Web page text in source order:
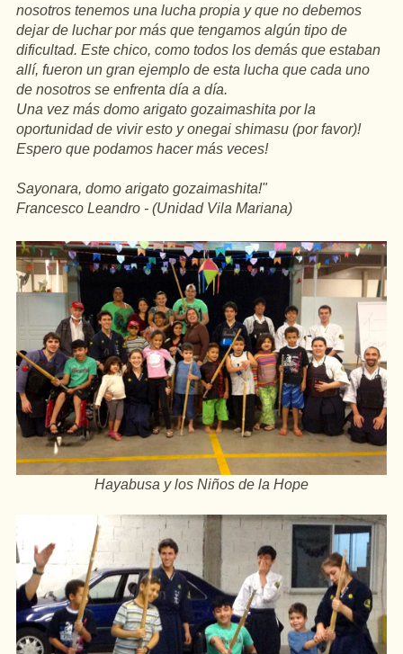
nosotros tenemos una lucha propia y que no debemos
dejar de luchar por más que tengamos algún tipo de
dificultad. Este chico, como todos los demás que estaban
allí, fueron un gran ejemplo de esta lucha que cada uno
de nosotros se enfrenta día a día.
Una vez más domo arigato gozaimashita por la
oportunidad de vivir esto y onegai shimasu (por favor)!
Espero que podamos hacer más veces!
Sayonara, domo arigato gozaimashita!"
Francesco Leandro - (Unidad Vila Mariana)
Hayabusa y los Niños de la Hope